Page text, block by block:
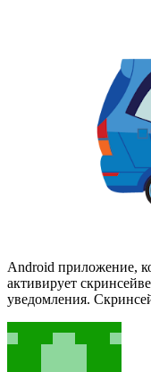
Android приложение,
активирует
уведомления.